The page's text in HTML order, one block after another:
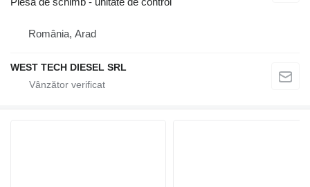
România, Arad
WEST TECH DIESEL SRL